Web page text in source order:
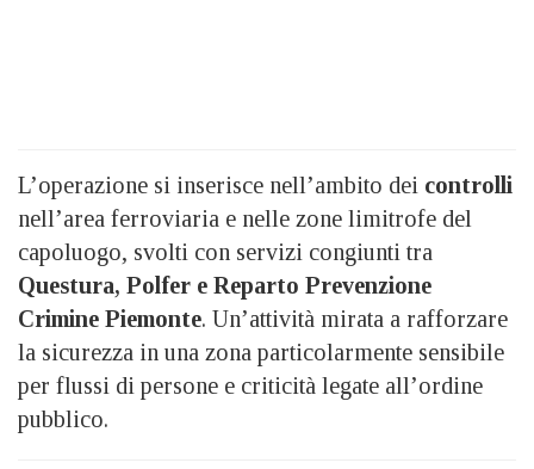
L’operazione si inserisce nell’ambito dei controlli
nell’area ferroviaria e nelle zone limitrofe del
capoluogo, svolti con servizi congiunti tra
Questura, Polfer e Reparto Prevenzione
Crimine Piemonte. Un’attività mirata a rafforzare
la sicurezza in una zona particolarmente sensibile
per flussi di persone e criticità legate all’ordine
pubblico.